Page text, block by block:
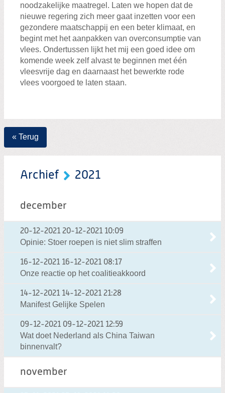
noodzakelijke maatregel. Laten we hopen dat de
nieuwe regering zich meer gaat inzetten voor een
gezondere maatschappij en een beter klimaat, en
begint met het aanpakken van overconsumptie van
vlees. Ondertussen lijkt het mij een goed idee om
komende week zelf alvast te beginnen met één
vleesvrije dag en daarnaast het bewerkte rode
vlees voorgoed te laten staan.
« Terug
Archief 2021
december
20-12-2021 20-12-2021 10:09
Opinie: Stoer roepen is niet slim straffen
16-12-2021 16-12-2021 08:17
Onze reactie op het coalitieakkoord
14-12-2021 14-12-2021 21:28
Manifest Gelijke Spelen
09-12-2021 09-12-2021 12:59
Wat doet Nederland als China Taiwan
binnenvalt?
november